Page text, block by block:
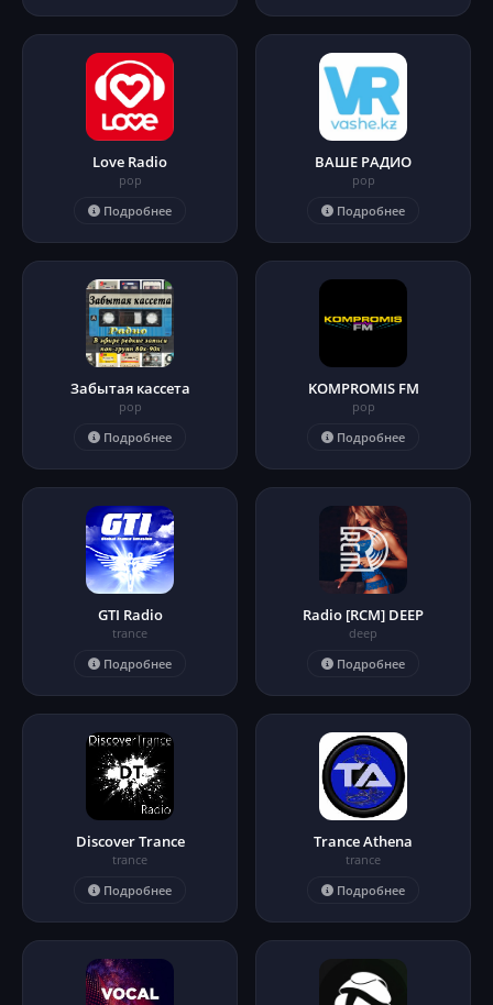
Love Radio
pop
Подробнее
ВАШЕ РАДИО
pop
Подробнее
Забытая кассета
pop
Подробнее
KOMPROMIS FM
pop
Подробнее
GTI Radio
trance
Подробнее
Radio [RCM] DEEP
deep
Подробнее
Discover Trance
trance
Подробнее
Trance Athena
trance
Подробнее